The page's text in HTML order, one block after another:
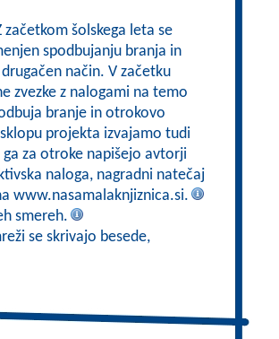
začetkom šolskega leta se
spodbujanju branja in
način. V začetku
zvezke z nalogami na temo
branje in otrokovo
projekta izvajamo tudi
za otroke napišejo avtorji
naloga, nagradni natečaj
www.nasamalaknjiznica.si.
smereh.
se skrivajo besede,